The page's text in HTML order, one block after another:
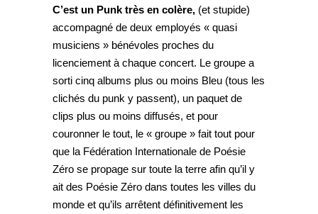
C’est un Punk très en colère, (et stupide)
accompagné de deux employés « quasi
musiciens » bénévoles proches du
licenciement à chaque concert. Le groupe a
sorti cinq albums plus ou moins Bleu (tous les
clichés du punk y passent), un paquet de
clips plus ou moins diffusés, et pour
couronner le tout, le « groupe » fait tout pour
que la Fédération Internationale de Poésie
Zéro se propage sur toute la terre afin qu’il y
ait des Poésie Zéro dans toutes les villes du
monde et qu’ils arrêtent définitivement les